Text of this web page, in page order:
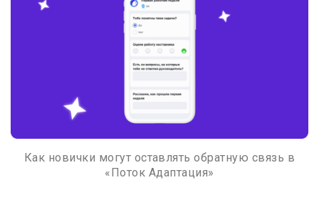
Как новички могут оставлять обратную связь в
«Поток Адаптация»